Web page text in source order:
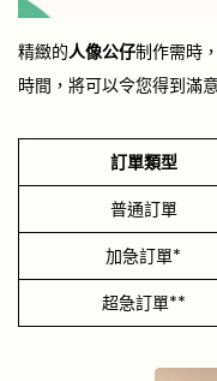
精緻的人像公仔制作需時
時間，將可以令您得到滿
訂單類型
普通訂單
加急訂單*
超急訂單**